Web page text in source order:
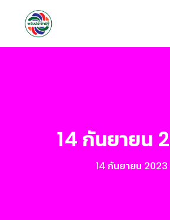
14 กันยายน
14 กันยายน 2023